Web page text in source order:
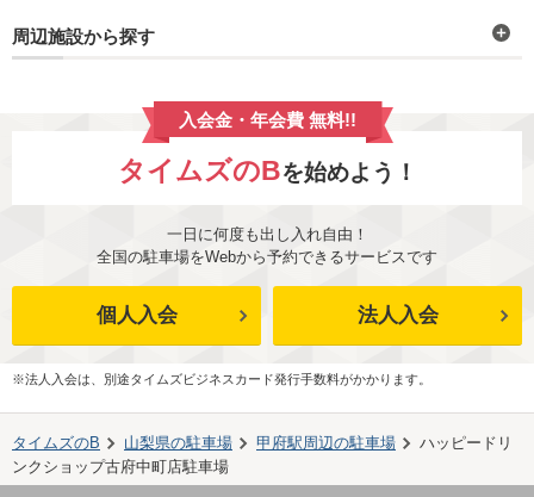
周辺施設から探す
入会金・年会費 無料!!
タイムズのBを始めよう！
一日に何度も出し入れ自由！
全国の駐車場をWebから予約できるサービスです
個人入会 法人入会
※法人入会は、別途タイムズビジネスカード発行手数料がかかります。
タイムズのB 山梨県の駐車場 甲府駅周辺の駐車場
ハッピードリ
ンクショップ古府中町店駐車場